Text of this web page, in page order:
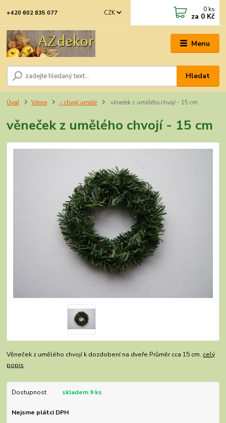
Menu
CZK
Hledat
+420 602 835 077 0 ks
za 0 Kč
Úvod Věnce ~ chvojí umělé věneček z umělého chvojí - 15 cm
věneček z umělého chvojí - 15 cm
Věneček z umělého chvojí k dozdobení na dveře.Průměr cca 15 cm. celý
popis
Dostupnost skladem 9 ks
Nejsme plátci DPH